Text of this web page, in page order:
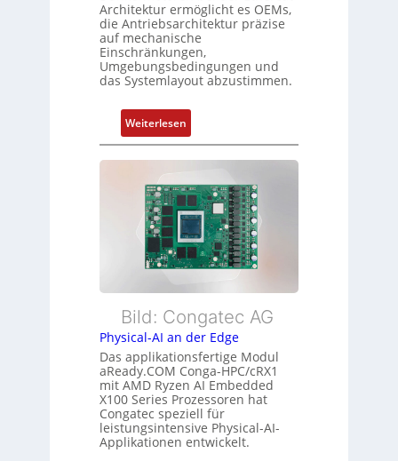
d
Z
u
s
t
d
b
e
r
w
a
u
n
g
g
t
f
ü
m
e
h
L
e
i
s
t
n
g
Architektur ermöglicht es OEMs,
die Antriebsarchitektur präzise
auf mechanische
Einschränkungen,
Umgebungsbedingungen und
das Systemlayout abzustimmen.
Weiterlesen:
F
l
x
i
b
l
e
E
h
e
r
c
a
t
-
Bild: Congatec AG
Physical-AI an der Edge
Das applikationsfertige Modul
aReady.COM Conga-HPC/cRX1
mit AMD Ryzen AI Embedded
X100 Series Prozessoren hat
Congatec speziell für
leistungsintensive Physical-AI-
Applikationen entwickelt.